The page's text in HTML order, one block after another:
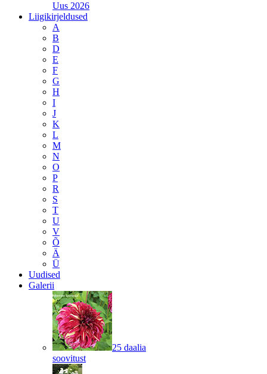
Uus 2026
Liigikirjeldused
A
B
D
E
F
G
H
I
J
K
L
M
N
O
P
R
S
T
U
V
Õ
Ä
Ü
Uudised
Galerii
25 daalia
soovitust